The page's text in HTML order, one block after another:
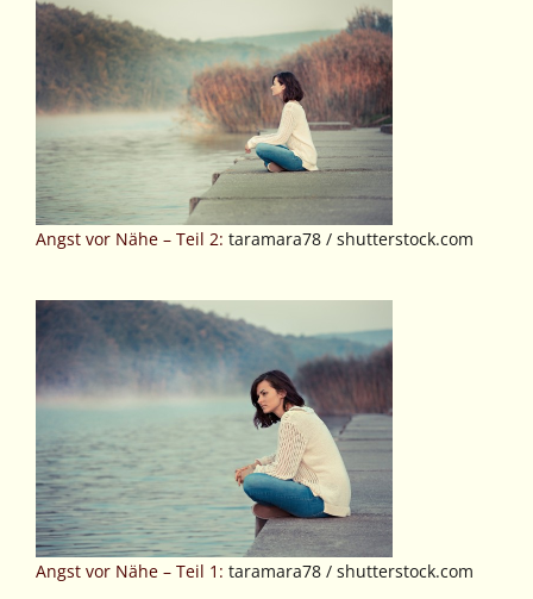
Angst vor Nähe – Teil 2: taramara78 / shutterstock.com
Angst vor Nähe – Teil 1: taramara78 / shutterstock.com